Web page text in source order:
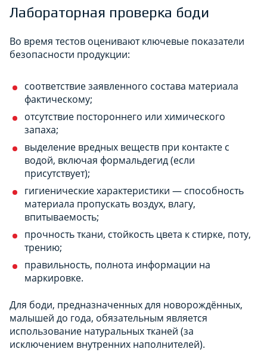
Лабораторная проверка боди
Во время тестов оценивают ключевые показатели
безопасности продукции:
соответствие заявленного состава материала
фактическому;
отсутствие постороннего или химического
запаха;
выделение вредных веществ при контакте с
водой, включая формальдегид (если
присутствует);
гигиенические характеристики — способность
материала пропускать воздух, влагу,
впитываемость;
прочность ткани, стойкость цвета к стирке, поту,
трению;
правильность, полнота информации на
маркировке.
Для боди, предназначенных для новорождённых,
малышей до года, обязательным является
использование натуральных тканей (за
исключением внутренних наполнителей).